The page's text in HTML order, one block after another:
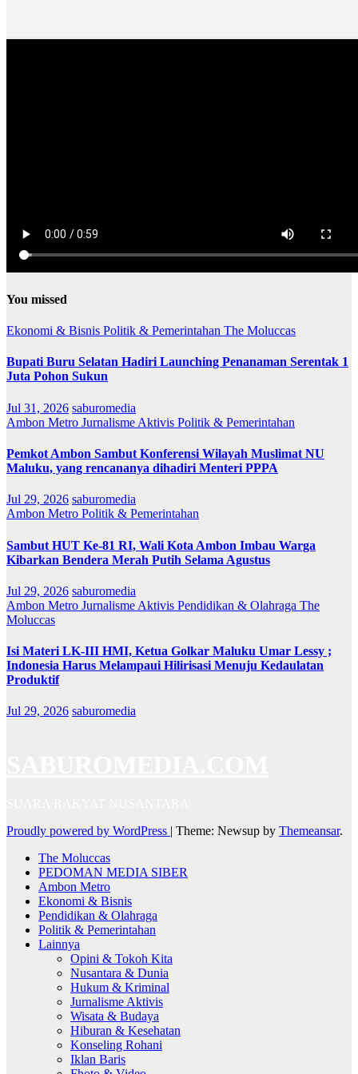
You missed
Ekonomi & Bisnis Politik & Pemerintahan The Moluccas
Bupati Buru Selatan Hadiri Launching Penanaman Serentak 1
Juta Pohon Sukun
Jul 31, 2026 saburomedia
Ambon Metro Jurnalisme Aktivis Politik & Pemerintahan
Pemkot Ambon Sambut Konferensi Wilayah Muslimat NU
Maluku, yang rencananya dihadiri Menteri PPPA
Jul 29, 2026 saburomedia
Ambon Metro Politik & Pemerintahan
Sambut HUT Ke-81 RI, Wali Kota Ambon Imbau Warga
Kibarkan Bendera Merah Putih Selama Agustus
Jul 29, 2026 saburomedia
Ambon Metro Jurnalisme Aktivis Pendidikan & Olahraga The
Moluccas
Isi Materi LK-III HMI, Ketua Golkar Maluku Umar Lessy ;
Indonesia Harus Melampaui Hilirisasi Menuju Kedaulatan
Produktif
Jul 29, 2026 saburomedia
Proudly powered by WordPress | Theme: Newsup by Themeansar.
The Moluccas
PEDOMAN MEDIA SIBER
Ambon Metro
Ekonomi & Bisnis
Pendidikan & Olahraga
Politik & Pemerintahan
Lainnya
Opini & Tokoh Kita
Nusantara & Dunia
Hukum & Kriminal
Jurnalisme Aktivis
Wisata & Budaya
Hiburan & Kesehatan
Konseling Rohani
Iklan Baris